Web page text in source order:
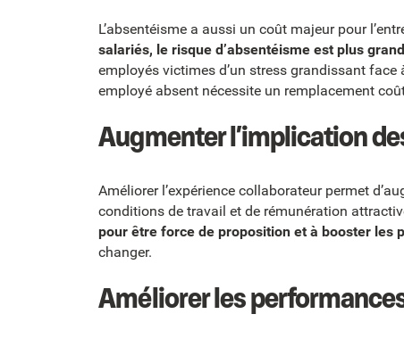
L’absentéisme a aussi un coût majeur pour
salariés, le risque d’absentéisme est plus grand
employés victimes d’un stress grandissant
employé absent nécessite un remplacement
Augmenter l’implication
Améliorer l’expérience collaborateur permet
conditions de travail et de rémunération
pour être force de proposition et à booster les
changer.
Améliorer les